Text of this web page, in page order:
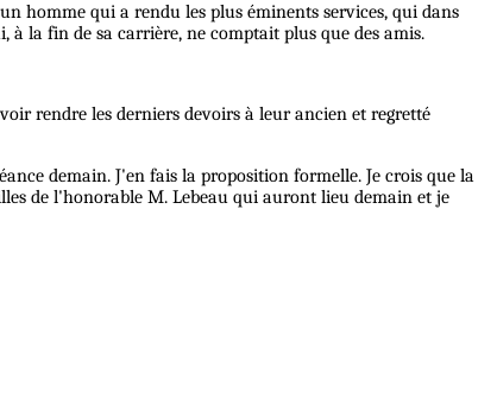
homme qui a rendu les plus éminents services, qui dans
la fin de sa carrière, ne comptait plus que des amis.
rendre les derniers devoirs à leur ancien et regretté
demain. J'en fais la proposition formelle. Je crois que la
de l'honorable M. Lebeau qui auront lieu demain et je